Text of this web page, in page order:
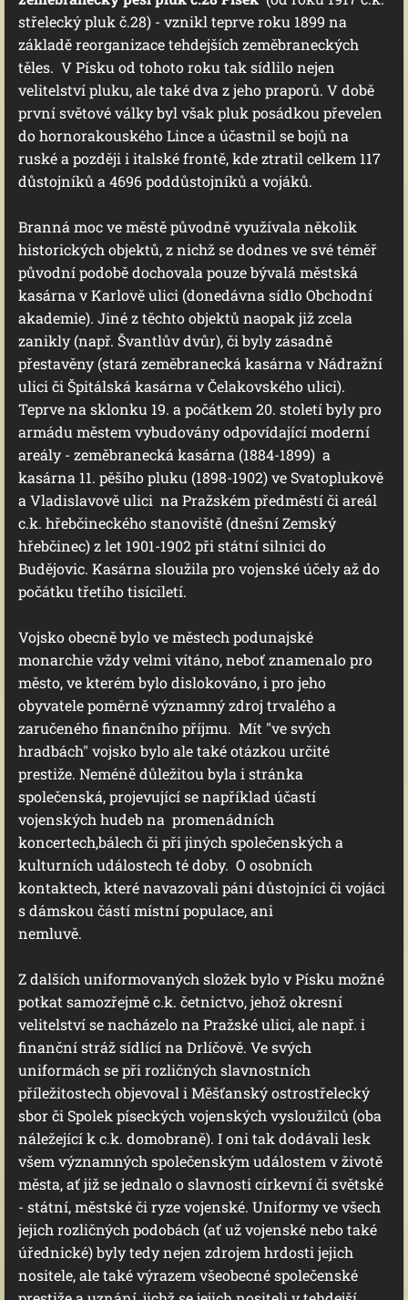
střelecký pluk č.28) - vznikl teprve roku 1899 na
základě reorganizace tehdejších zeměbraneckých
těles. V Písku od tohoto roku tak sídlilo nejen
velitelství pluku, ale také dva z jeho praporů. V době
první světové války byl však pluk posádkou převelen
do hornorakouského Lince a účastnil se bojů na
ruské a později i italské frontě, kde ztratil celkem 117
důstojníků a 4696 poddůstojníků a vojáků.
Branná moc ve městě původně využívala několik
historických objektů, z nichž se dodnes ve své téměř
původní podobě dochovala pouze bývalá městská
kasárna v Karlově ulici (donedávna sídlo Obchodní
akademie). Jiné z těchto objektů naopak již zcela
zanikly (např. Švantlův dvůr), či byly zásadně
přestavěny (stará zeměbranecká kasárna v Nádražní
ulici či Špitálská kasárna v Čelakovského ulici).
Teprve na sklonku 19. a počátkem 20. století byly pro
armádu městem vybudovány odpovídající moderní
areály - zeměbranecká kasárna (1884-1899) a
kasárna 11. pěšího pluku (1898-1902) ve Svatoplukově
a Vladislavově ulici na Pražském předměstí či areál
c.k. hřebčineckého stanoviště (dnešní Zemský
hřebčinec) z let 1901-1902 při státní silnici do
Budějovic. Kasárna sloužila pro vojenské účely až do
počátku třetího tisíciletí.
Vojsko obecně bylo ve městech podunajské
monarchie vždy velmi vítáno, neboť znamenalo pro
město, ve kterém bylo dislokováno, i pro jeho
obyvatele poměrně významný zdroj trvalého a
zaručeného finančního příjmu. Mít "ve svých
hradbách" vojsko bylo ale také otázkou určité
prestiže. Neméně důležitou byla i stránka
společenská, projevující se například účastí
vojenských hudeb na promenádních
koncertech,bálech či při jiných společenských a
kulturních událostech té doby. O osobních
kontaktech, které navazovali páni důstojníci či vojáci
s dámskou částí místní populace, ani
nemluvě.
Z dalších uniformovaných složek bylo v Písku možné
potkat samozřejmě c.k. četnictvo, jehož okresní
velitelství se nacházelo na Pražské ulici, ale např. i
finanční stráž sídlící na Drlíčově. Ve svých
uniformách se při rozličných slavnostních
příležitostech objevoval i Měšťanský ostrostřelecký
sbor či Spolek píseckých vojenských vysloužilců (oba
náležející k c.k. domobraně). I oni tak dodávali lesk
všem významných společenským událostem v životě
města, ať již se jednalo o slavnosti církevní či světské
- státní, městské či ryze vojenské. Uniformy ve všech
jejich rozličných podobách (ať už vojenské nebo také
úřednické) byly tedy nejen zdrojem hrdosti jejich
nositele, ale také výrazem všeobecné společenské